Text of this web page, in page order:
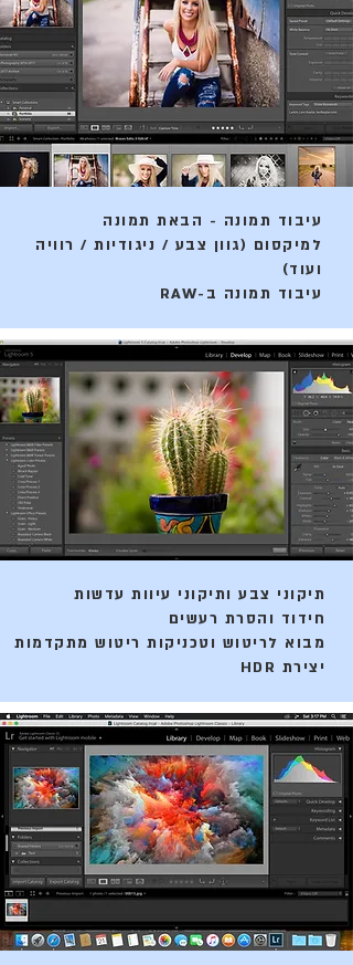
עיבוד תמונה - הבאת תמונה
למיקסום (גוון צבע / ניגודיות / רוויה
ועוד)
עיבוד תמונה ב-RAW
תיקוני צבע ותיקוני עיוות עדשות
חידוד והסרת רעשים
מבוא לריטוש וטכניקות ריטוש מתקדמות
יצירת HDR